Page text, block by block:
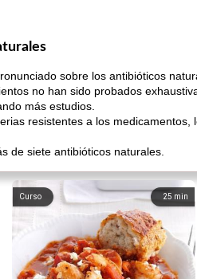
sobre los antibióticos
no han sido probados
más estudios.
resistentes a los
de siete antibióticos naturales.
25 min
Curso